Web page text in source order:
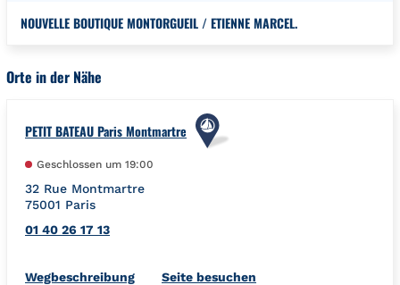
NOUVELLE BOUTIQUE MONTORGUEIL / ETIENNE MARCEL.
Orte in der Nähe
PETIT BATEAU Paris Montmartre
Geschlossen um 19:00
32 Rue Montmartre
75001 Paris
01 40 26 17 13
WegbeschreibungLink Opens in New Tab
Seite besuchen